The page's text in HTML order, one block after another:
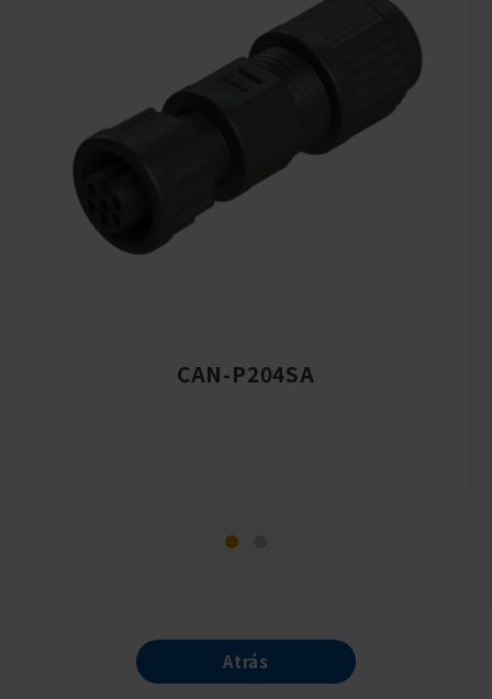
CAN-P204SA
Atrás